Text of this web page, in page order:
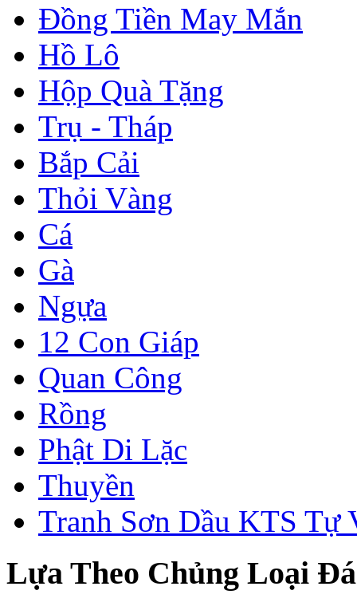
Đồng Tiền May Mắn
Hồ Lô
Hộp Quà Tặng
Trụ - Tháp
Bắp Cải
Thỏi Vàng
Cá
Gà
Ngựa
12 Con Giáp
Quan Công
Rồng
Phật Di Lặc
Thuyền
Tranh Sơn Dầu KTS Tự
Lựa Theo Chủng Loại Đá